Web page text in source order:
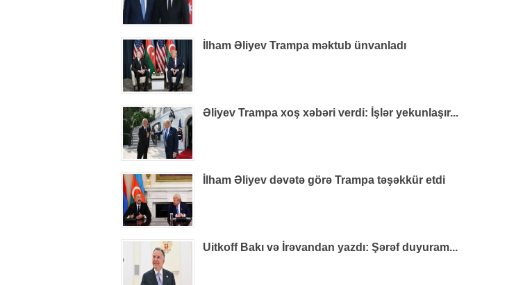
İlham Əliyev Trampa məktub ünvanladı
Əliyev Trampa xoş xəbəri verdi: İşlər yekunlaşır...
İlham Əliyev dəvətə görə Trampa təşəkkür etdi
Uitkoff Bakı və İrəvandan yazdı: Şərəf duyuram...